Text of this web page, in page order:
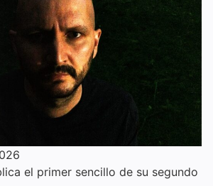
el primer sencillo de su segundo